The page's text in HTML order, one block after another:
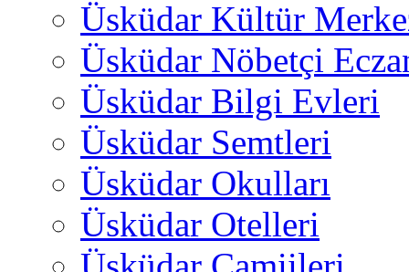
Üsküdar Kültür
Üsküdar Nöbetçi
Üsküdar Bilgi Evleri
Üsküdar Semtleri
Üsküdar Okulları
Üsküdar Otelleri